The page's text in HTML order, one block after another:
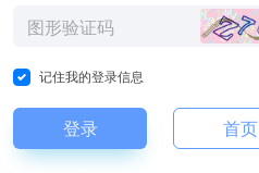
记住我的登录信息
登录 首页